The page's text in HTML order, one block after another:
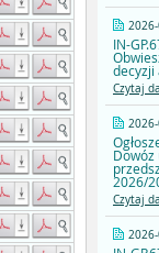
IN-
decyzji
Czytaj
Dowóz
2026/
Czytaj